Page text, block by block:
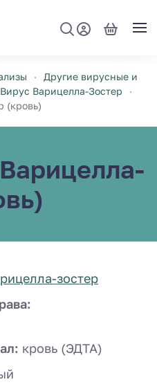
Другие вирусные и
Вирус Варицелла-Зостер
(кровь)
зостер
кровь (ЭДТА)